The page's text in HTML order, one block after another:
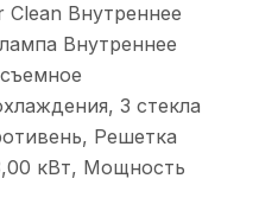
Внутреннее
Внутреннее
3 стекла
Решетка
кВт, Мощность